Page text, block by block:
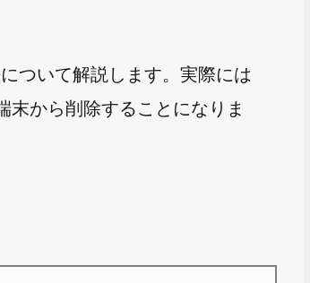
ついて解説します。実際には
から削除することになりま